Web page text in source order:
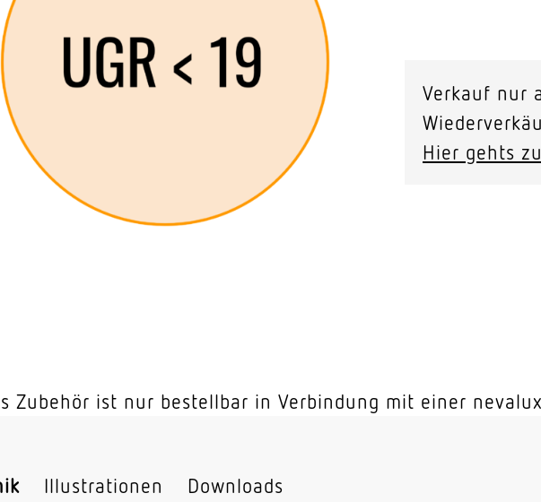
System­kom­po­nenten
440
CDP
Menge
Verkauf nur
Hier gehts
Zubehör ist nur bestellbar in Verbindung mit einer
Illustrationen Downloads